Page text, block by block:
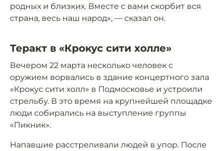
родных и близких. Вместе с вами скорбит вся
страна, весь наш народ», — сказал он.
Теракт в «Крокус сити холле»
Вечером 22 марта несколько человек с
оружием ворвались в здание концертного зала
«Крокус сити холл» в Подмосковье и устроили
стрельбу. В это время на крупнейшей площадке
люди собирались на выступление группы
«Пикник».
Напавшие расстреливали людей в упор. После